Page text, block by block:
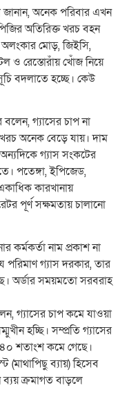
অনেক পরিবার এখন
অতিরিক্ত খরচ বহন
অলংকার মোড়, জিইসি,
ও রেস্তোরাঁয় খোঁজ নিয়ে
বদলাতে হচ্ছে। কেউ
গ্যাসের চাপ না
অনেক বেড়ে যায়। দাম
গ্যাস সংকটের
পতেঙ্গা, ইপিজেড,
কারখানায়
পূর্ণ সক্ষমতায় চালানো
নাম প্রকাশ না
পরিমাণ গ্যাস দরকার, তার
অর্ডার সময়মতো সরবরাহ
গ্যাসের চাপ কমে যাওয়া
হচ্ছি। সম্প্রতি গ্যাসের
শতাংশ কমে গেছে।
ব্যায়) হিসেব
ক্রমাগত বাড়লে